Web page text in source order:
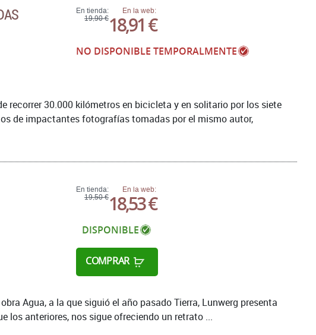
En tienda:
19,90 €
En la web:
18,91 €
NO DISPONIBLE TEMPORALMENTE
recorrer 30.000 kilómetros en bicicleta y en solitario por los siete
de impactantes fotografías tomadas por el mismo autor,
En tienda:
19,50 €
En la web:
18,53 €
DISPONIBLE
COMPRAR
Agua, a la que siguió el año pasado Tierra, Lunwerg presenta
los anteriores, nos sigue ofreciendo un retrato ...